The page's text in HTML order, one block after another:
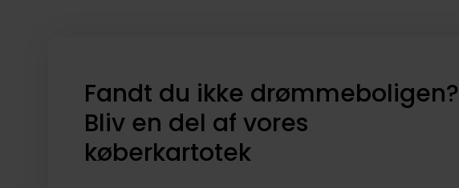
Fandt du ikke drømmeboligen?
Bliv en del af vores
køberkartotek